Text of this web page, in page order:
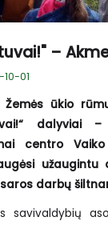
–
10-01
ūkio
dalyviai
centro
darbų
savivaldybių